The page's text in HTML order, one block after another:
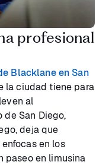
profesional
Blacklane en San
la ciudad tiene para
al
San Diego,
deja que
en los
paseo en limusina